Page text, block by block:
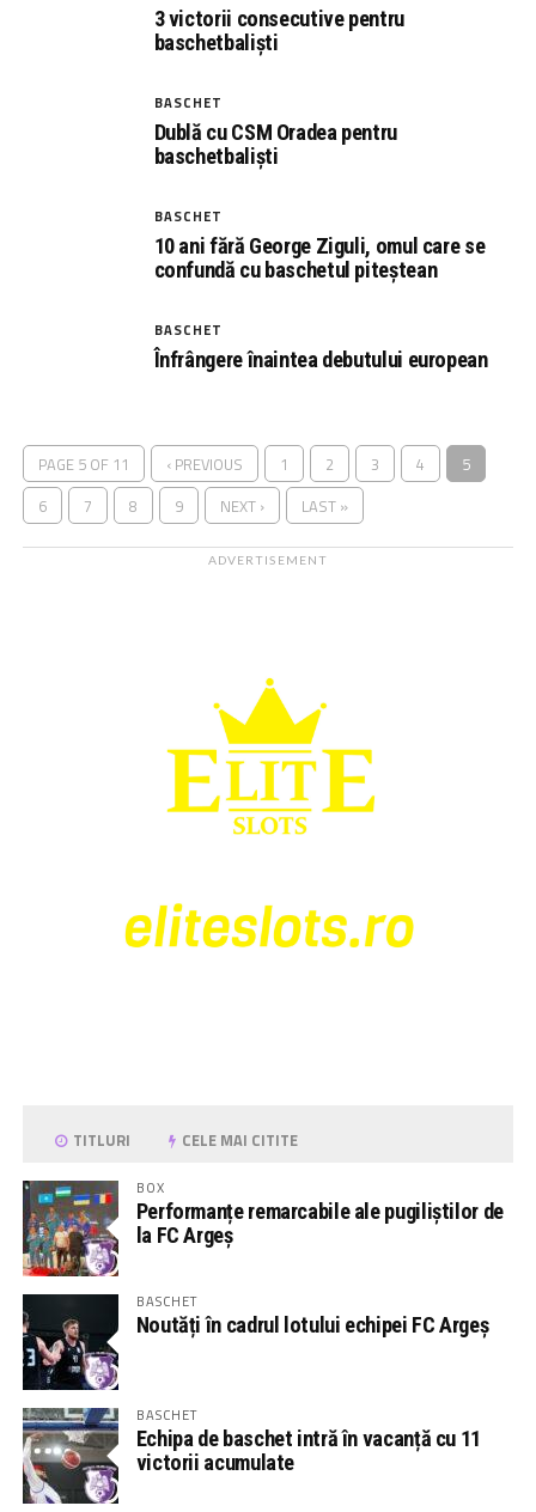
3 victorii consecutive pentru
baschetbaliști
BASCHET
Dublă cu CSM Oradea pentru
baschetbaliști
BASCHET
10 ani fără George Ziguli, omul care se
confundă cu baschetul piteștean
BASCHET
Înfrângere înaintea debutului european
PAGE 5 OF 11 ‹ PREVIOUS 1 2 3 4
5
6
7 8 9 NEXT › LAST »
ADVERTISEMENT
TITLURI CELE MAI CITITE
BOX
Performanțe remarcabile ale pugiliștilor de
la FC Argeș
BASCHET
Noutăți în cadrul lotului echipei FC Argeș
BASCHET
Echipa de baschet intră în vacanță cu 11
victorii acumulate